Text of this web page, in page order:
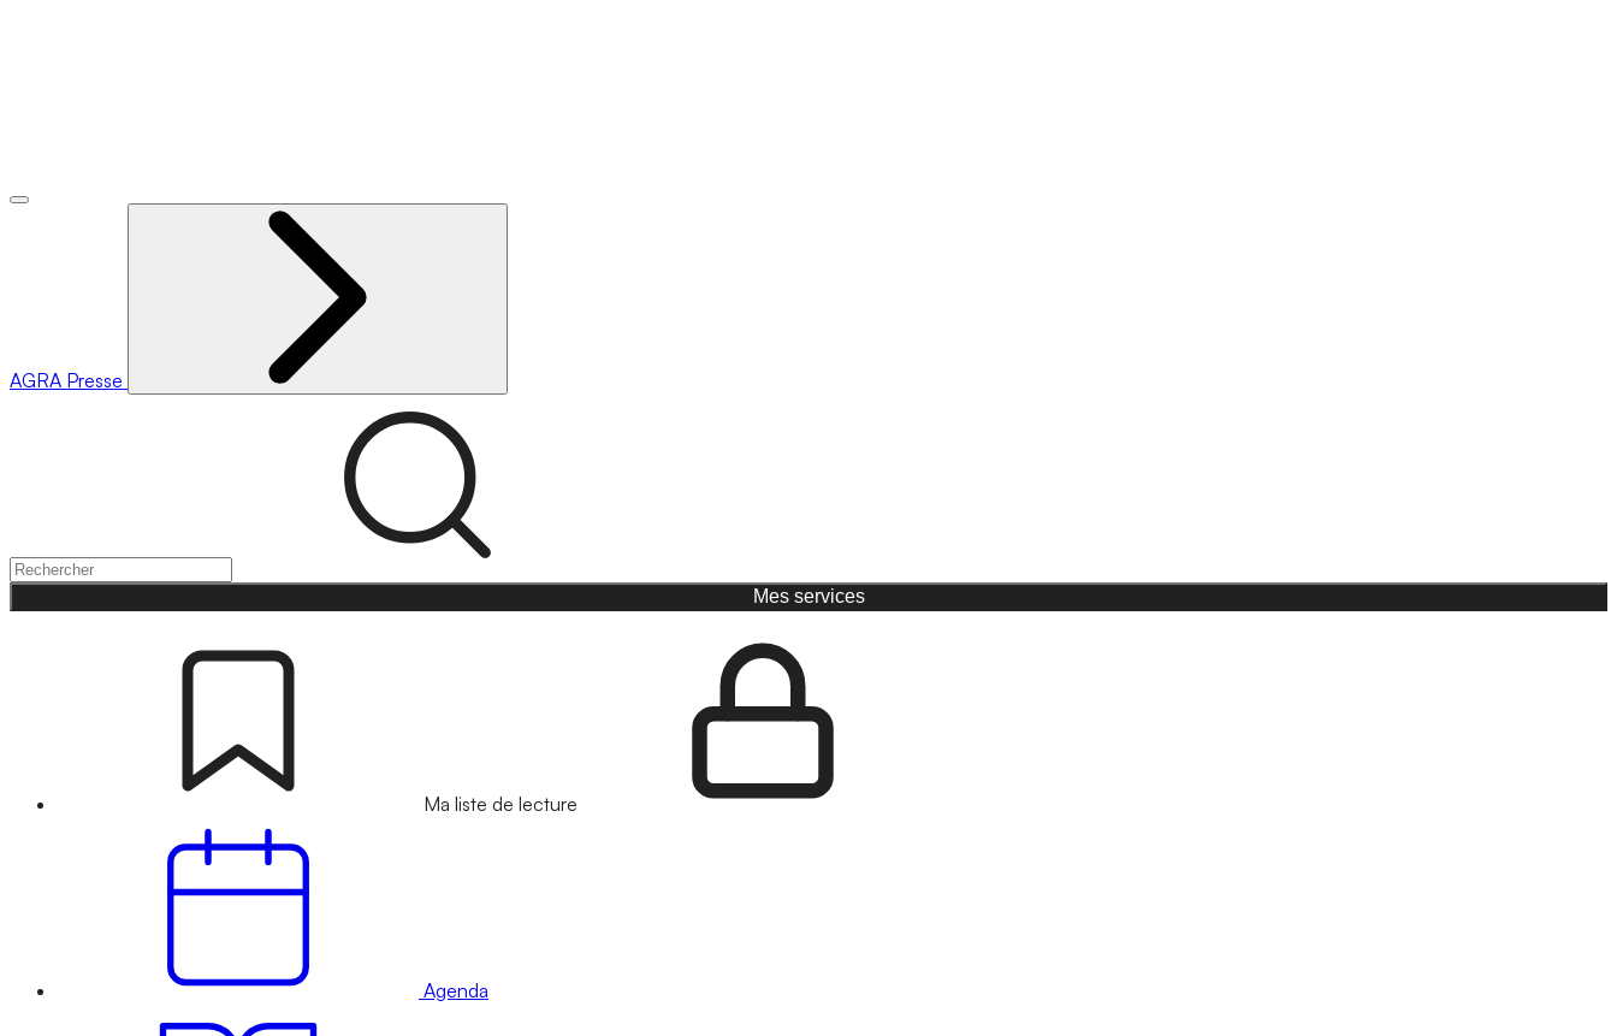
AGRA Presse
Mes services
Ma liste de lecture
Agenda